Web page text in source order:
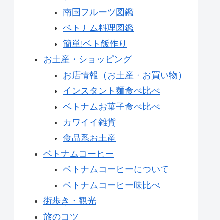
南国フルーツ図鑑
ベトナム料理図鑑
簡単!ベト飯作り
お土産・ショッピング
お店情報（お土産・お買い物）
インスタント麺食べ比べ
ベトナムお菓子食べ比べ
カワイイ雑貨
食品系お土産
ベトナムコーヒー
ベトナムコーヒーについて
ベトナムコーヒー味比べ
街歩き・観光
旅のコツ